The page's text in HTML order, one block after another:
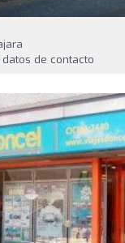
de contacto